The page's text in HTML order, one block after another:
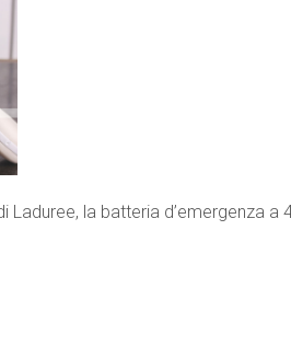
la batteria d’emergenza a